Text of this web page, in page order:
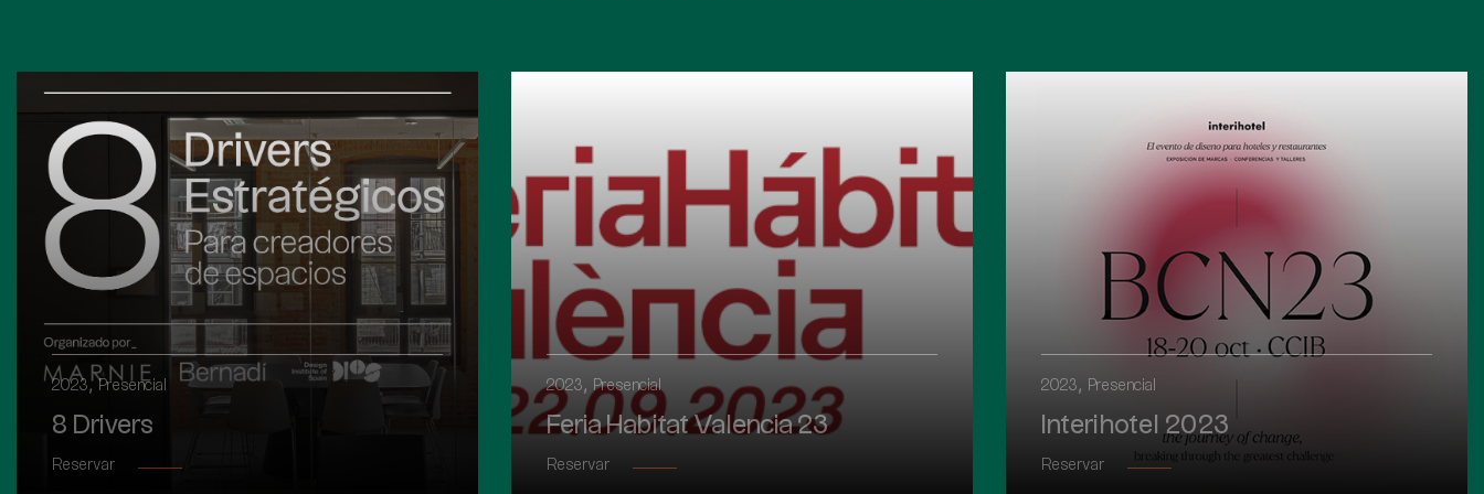
2023,Presencial
8 Drivers
Reservar
2023, Presencial
Feria Habitat Valencia 23
Reservar
2023, Presencial
Interihotel 2023
Reservar